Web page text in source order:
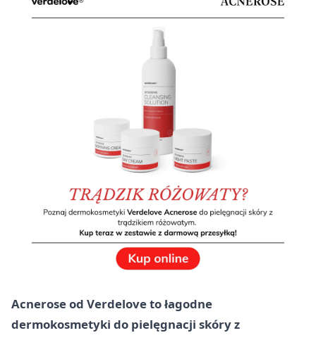
Acnerose od Verdelove to łagodne
dermokosmetyki do pielęgnacji skóry z